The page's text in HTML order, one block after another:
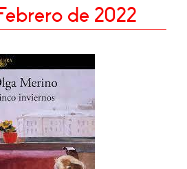
de 2022